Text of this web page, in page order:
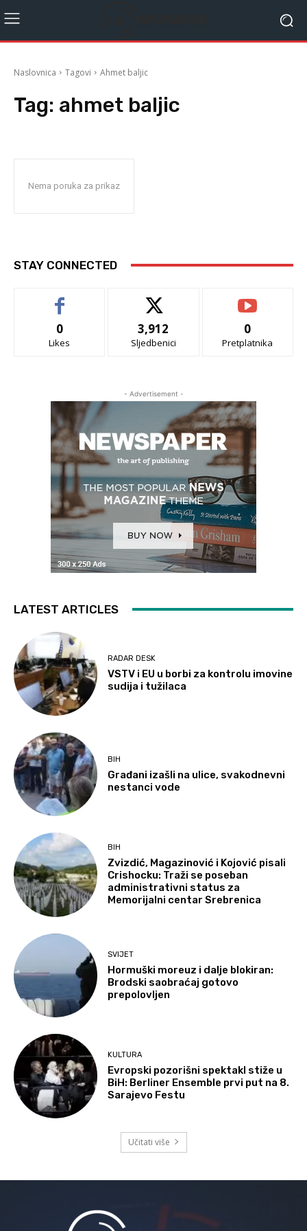
Naslovnica Tagovi Ahmet baljic
Tag: ahmet baljic
Nema poruka za prikaz
STAY CONNECTED
0
Likes
3,912
Sljedbenici
0
Pretplatnika
- Advertisement -
LATEST ARTICLES
RADAR DESK
VSTV i EU u borbi za kontrolu imovine
sudija i tužilaca
BIH
Građani izašli na ulice, svakodnevni
nestanci vode
BIH
Zvizdić, Magazinović i Kojović pisali
Crishocku: Traži se poseban
administrativni status za
Memorijalni centar Srebrenica
SVIJET
Hormuški moreuz i dalje blokiran:
Brodski saobraćaj gotovo
prepolovljen
KULTURA
Evropski pozorišni spektakl stiže u
BiH: Berliner Ensemble prvi put na 8.
Sarajevo Festu
Učitati više